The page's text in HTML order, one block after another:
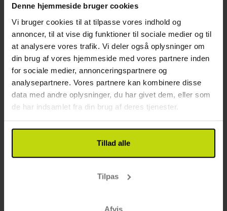
Denne hjemmeside bruger cookies
Vi bruger cookies til at tilpasse vores indhold og
annoncer, til at vise dig funktioner til sociale medier og til
at analysere vores trafik. Vi deler også oplysninger om
din brug af vores hjemmeside med vores partnere inden
for sociale medier, annonceringspartnere og
analysepartnere. Vores partnere kan kombinere disse
data med andre oplysninger, du har givet dem, eller som
de har indsamlet fra din brug af deres tjenester.
Tillad alle
Tilpas
Afvis
2x overnatninger
2x morgenbuffet
2x 2-retters menu/buffet
2x kaffe to go
∞ Gratis parkering
Se alt, der er inkluderet
Aug pp 1399,-
I alt 2798,-
Sep 1529,-
I alt 3058,-
Se mere
24%